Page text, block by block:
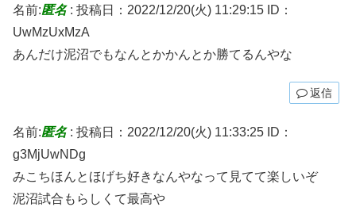
名前:匿名: 投稿日：2022/12/20(火) 11:29:15 ID：
UwMzUxMzA
あんだけ泥沼でもなんとかかんとか勝てるんやな
返信
名前:匿名: 投稿日：2022/12/20(火) 11:33:25 ID：
g3MjUwNDg
みこちほんとほげち好きなんやなって見てて楽しいぞ
泥沼試合もらしくて最高や